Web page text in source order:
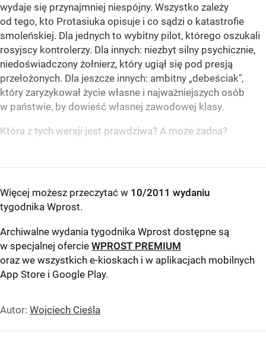
wydaje się przynajmniej niespójny. Wszystko zależy
od tego, kto Protasiuka opisuje i co sądzi o katastrofie
smoleńskiej. Dla jednych to wybitny pilot, którego oszukali
rosyjscy kontrolerzy. Dla innych: niezbyt silny psychicznie,
niedoświadczony żołnierz, który ugiął się pod presją
przełożonych. Dla jeszcze innych: ambitny „debeściak",
który zaryzykował życie własne i najważniejszych osób
w państwie, by dowieść własnej zawodowej klasy.
Która z tych wersji jest prawdziwa? A może żadna?
Więcej możesz przeczytać w 10/2011 wydaniu
tygodnika Wprost.
Archiwalne wydania tygodnika Wprost dostępne są
w specjalnej ofercie WPROST PREMIUM
oraz we wszystkich e-kioskach i w aplikacjach mobilnych
App Store i Google Play.
Autor: Wojciech Cieśla